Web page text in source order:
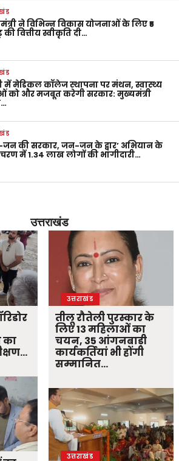
ने विभिन्न विकास योजनाओं के लिए ₹5
की वित्तीय स्वीकृति दी…
में मेडिकल कॉलेज स्थापना पर मंथन, स्वास्थ्य
को और मजबूत करेगी सरकार: मुख्यमंत्री
की सरकार, जन-जन के द्वार’ अभियान के
में 1.34 लाख लोगों की भागीदारी…
उत्तराखंड
का
उत्तराखंड
तीलू रौतेली पुरस्कार के
लिए 13 महिलाओं का
चयन, 35 आंगनबाड़ी
कार्यकर्तियां भी होंगी
सम्मानित…
उत्तराखंड